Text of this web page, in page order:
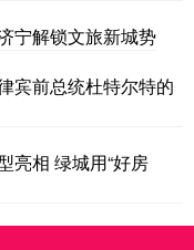
宁解锁文旅新城势
宾前总统杜特尔特的
亮相 绿城用“好房